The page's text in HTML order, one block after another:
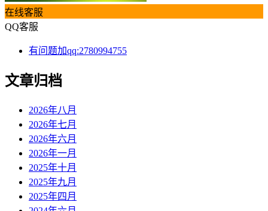
在线客服
QQ客服
有问题加qq:2780994755
文章归档
2026年八月
2026年七月
2026年六月
2026年一月
2025年十月
2025年九月
2025年四月